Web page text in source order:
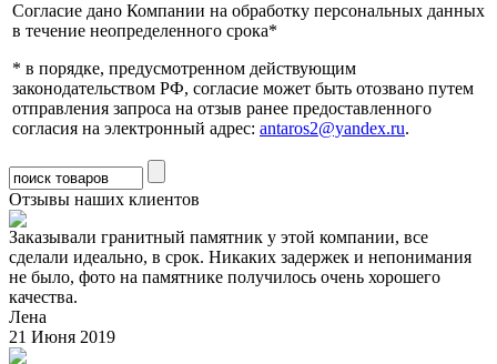
Согласие дано Компании на обработку персональных данных
в течение неопределенного срока*
* в порядке, предусмотренном действующим
законодательством РФ, согласие может быть отозвано путем
отправления запроса на отзыв ранее предоставленного
согласия на электронный адрес: antaros2@yandex.ru.
Отзывы наших клиентов
Заказывали гранитный памятник у этой компании, все
сделали идеально, в срок. Никаких задержек и непонимания
не было, фото на памятнике получилось очень хорошего
качества.
Лена
21 Июня 2019